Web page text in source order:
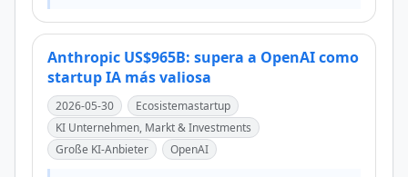
Anthropic US$965B: supera a OpenAI como
startup IA más valiosa
2026-05-30
Ecosistemastartup
KI Unternehmen, Markt & Investments
Große KI-Anbieter
OpenAI